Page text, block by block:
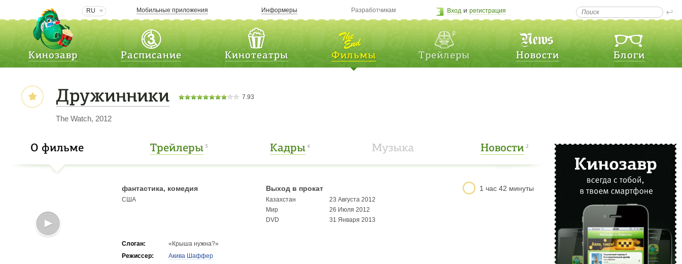
RU Мобильные приложения Информеры Разработчикам Вход ирегистрация
Кинозавр Расписание Кинотеатры Фильмы Трейлеры Новости Блоги
7.93
Дружинники
The Watch, 2012
О фильме Трейлеры 3 Кадры 4 Музыка Новости 2
фантастика, комедия Выход в прокат 1 час 42 минуты
США Казахстан
23 Августа 2012
Мир
26 Июля 2012
DVD
31 Января 2013
Слоган:
«Крыша нужна?»
Режиссер:
Акива Шаффер